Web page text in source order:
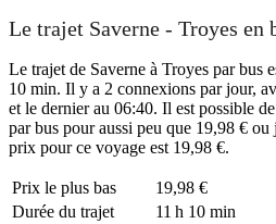
Le trajet Saverne - Troyes en
Le trajet de Saverne à Troyes par bus
10 min. Il y a 2 connexions par jour,
et le dernier au 06:40. Il est possible
par bus pour aussi peu que 19,98 €
prix pour ce voyage est 19,98 €.
Prix ​​le plus bas
19,98 €
Durée du trajet
11 h 10 min